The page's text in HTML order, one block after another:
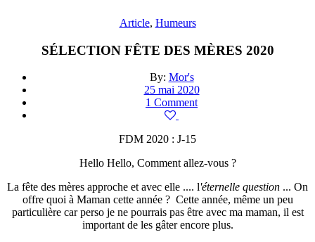
Article, Humeurs
SÉLECTION FÊTE DES MÈRES 2020
By: Mor's
25 mai 2020
1 Comment
FDM 2020 : J-15
Hello Hello, Comment allez-vous ?
La fête des mères approche et avec elle .... l'éternelle question ... On
offre quoi à Maman cette année ? Cette année, même un peu
particulière car perso je ne pourrais pas être avec ma maman, il est
important de les gâter encore plus.